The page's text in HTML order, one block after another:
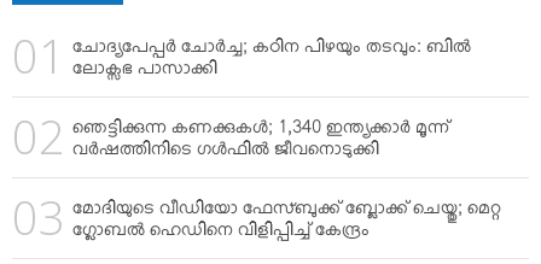
ചോദ്യപേപ്പര്‍ ചോര്‍ച്ച; കഠിന പിഴയും തടവും: ബില്‍
ലോക്സഭ പാസാക്കി
ഞെട്ടിക്കുന്ന കണക്കുകള്‍; 1,340 ഇന്ത്യക്കാര്‍ മൂന്ന്
വര്‍ഷത്തിനിടെ ഗള്‍ഫില്‍ ജീവനൊടുക്കി
മോദിയുടെ വീഡിയോ ഫേസ്ബുക്ക് ബ്ലോക്ക് ചെയ്തു; മെറ്റ
ഗ്ലോബല്‍ ഹെഡിനെ വിളിപ്പിച്ച് കേന്ദ്രം